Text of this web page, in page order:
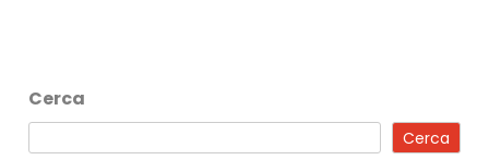
Cerca
Cerca